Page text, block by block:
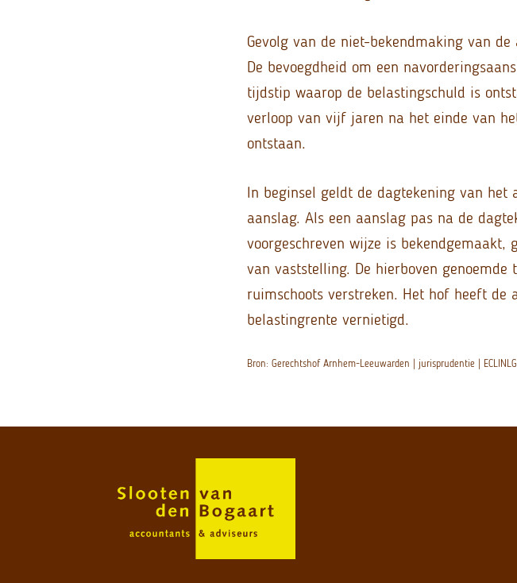
Gevolg van de niet-bekendmaking van
De bevoegdheid om een
tijdstip waarop de belastingschuld is
verloop van vijf jaren na het einde van
ontstaan.
In beginsel geldt de dagtekening van
aanslag. Als een aanslag pas na de
voorgeschreven wijze is
van vaststelling. De hierboven
ruimschoots verstreken. Het hof heeft de
belastingrente vernietigd.
Bron: Gerechtshof Arnhem-Leeuwarden | jurisprudentie |